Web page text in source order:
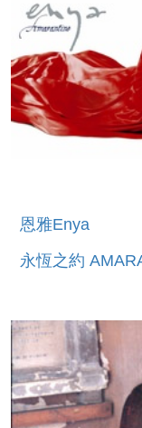
恩雅Enya
永恆之約